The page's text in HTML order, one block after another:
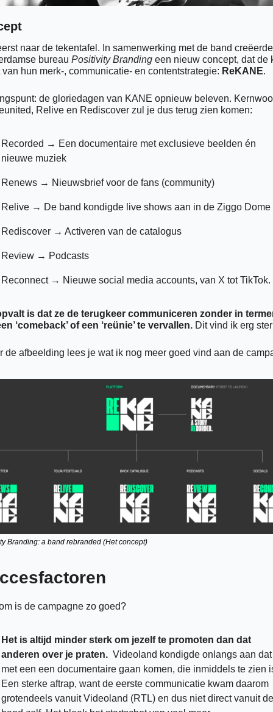
naar de tekentafel. In samenwerking met de band
bureau Positivity Branding een nieuw concept, dat de
van hun merk-, communicatie- en contentstrategie: ReKANE.
de gloriedagen van KANE opnieuw beleven.
Relive en Rediscover zul je dus terug zien komen:
Recorded → Een documentaire met exclusieve beelden én
nieuwe muziek
Renews → Nieuwsbrief voor de fans (community)
Relive → De band kondigde live shows aan in de Ziggo Dome
Rediscover → Activeren van de catalogus
Review → Podcasts
Reconnect → Nieuwe social media accounts, van X tot TikTok.
is dat ze de terugkeer communiceren zonder in
‘comeback’ of een ‘reünie’ te vervallen. Dit vind ik erg
de afbeelding lees je wat ik nog meer goed vind aan de
Branding: a band rebranded (Het concept)
is de campagne zo goed?
Het is altijd minder sterk om jezelf te promoten dan dat
anderen over je praten. Videoland kondigde onlangs aan
met een een documentaire gaan komen, die inmiddels te zien
Een sterke aftrap, want de eerste communicatie kwam daarom
grotendeels vanuit Videoland (RTL) en dus niet direct vanuit de